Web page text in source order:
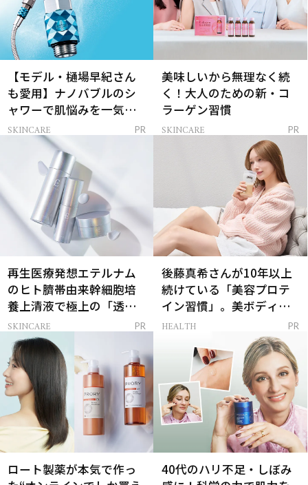
【モデル・樋場早紀さん
も愛用】ナノバブルのシ
ャワーで肌悩みを一気に
解決
SKINCARE PR
美味しいから無理なく続
く！大人のための新・コ
ラーゲン習慣
SKINCARE PR
再生医療発想エテルナム
のヒト臍帯由来幹細胞培
養上清液で極上の「透明
感ハリ肌」へ
SKINCARE PR
後藤真希さんが10年以上
続けている「美容プロテ
イン習慣」。美ボディを
支える朝ルーティンと
HEALTH PR
ロート製薬が本気で作っ
40代のハリ不足・しぼみ